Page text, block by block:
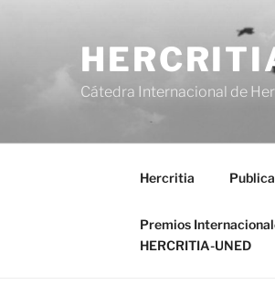
Cátedra Internacional de
Hercritia
Premios
HERCRITIA-UNED